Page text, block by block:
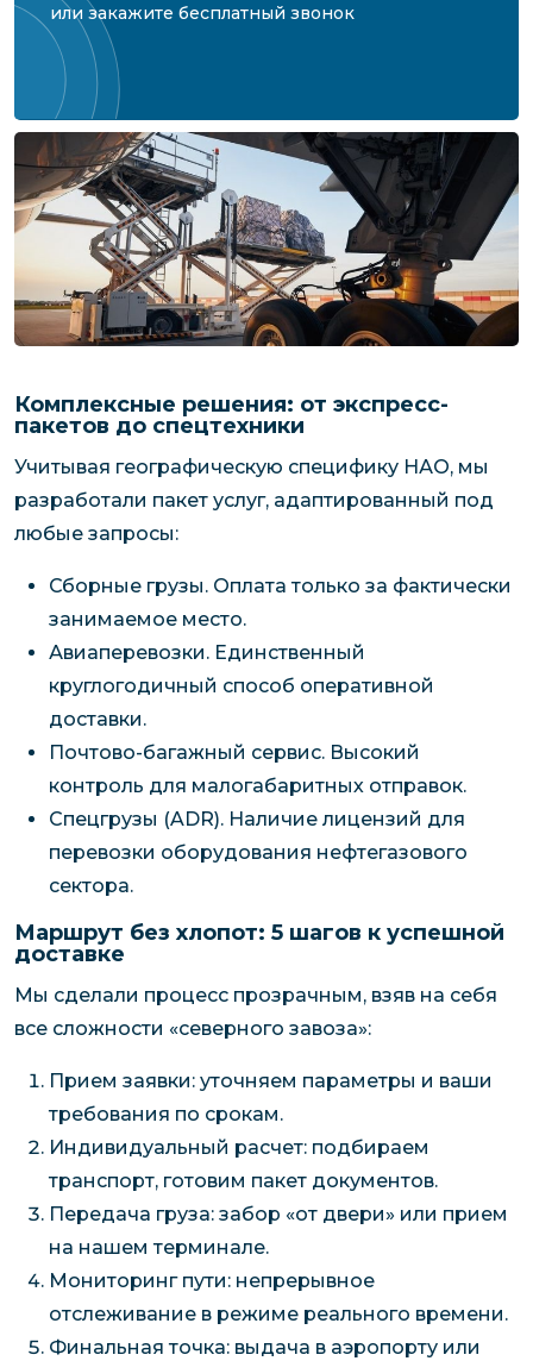
или закажите бесплатный звонок
Комплексные решения: от экспресс-
пакетов до спецтехники
Учитывая географическую специфику НАО, мы
разработали пакет услуг, адаптированный под
любые запросы:
Сборные грузы. Оплата только за фактически
занимаемое место.
Авиаперевозки. Единственный
круглогодичный способ оперативной
доставки.
Почтово-багажный сервис. Высокий
контроль для малогабаритных отправок.
Спецгрузы (ADR). Наличие лицензий для
перевозки оборудования нефтегазового
сектора.
Маршрут без хлопот: 5 шагов к успешной
доставке
Мы сделали процесс прозрачным, взяв на себя
все сложности «северного завоза»:
Прием заявки: уточняем параметры и ваши
требования по срокам.
Индивидуальный расчет: подбираем
транспорт, готовим пакет документов.
Передача груза: забор «от двери» или прием
на нашем терминале.
Мониторинг пути: непрерывное
отслеживание в режиме реального времени.
Финальная точка: выдача в аэропорту или